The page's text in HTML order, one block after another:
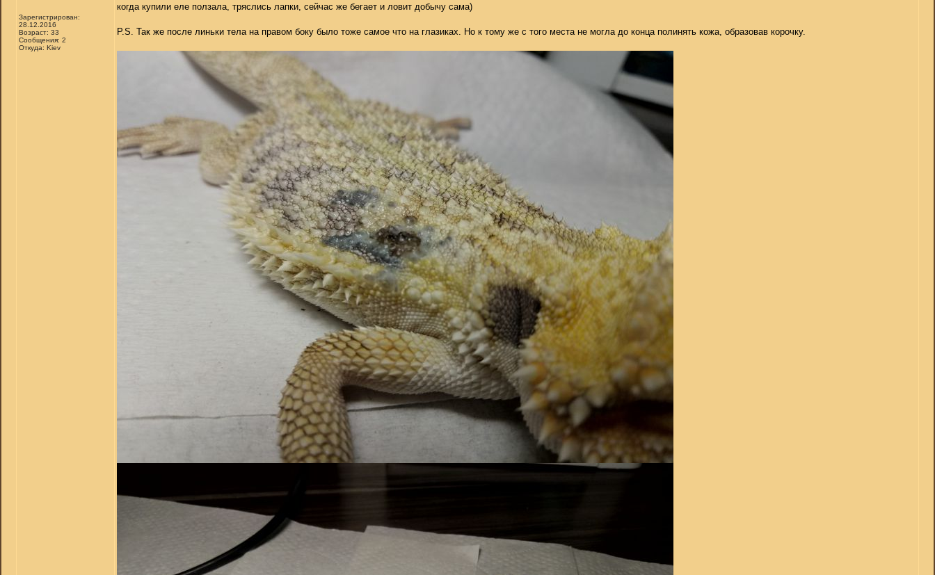
Зарегистрирован:
28.12.2016
Возраст: 33
Сообщения: 2
Откуда: Kiev
когда купили еле ползала, тряслись лапки, сейчас же бегает и ловит добычу сама)
P.S. Так же после линьки тела на правом боку было тоже самое что на глазиках. Но к тому же с того места не могла до конца полинять кожа, образовав корочку.